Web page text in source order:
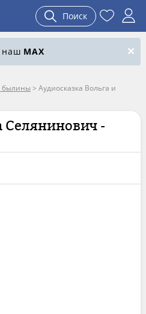
Поиск
наш MAX
былины > Аудиосказка Вольга и
Селянинович -